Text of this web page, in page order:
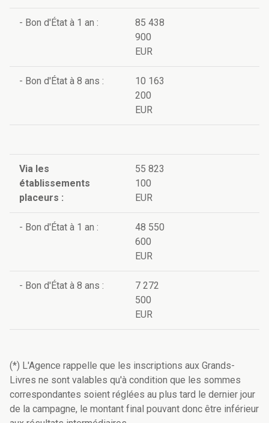
- Bon d'État à 1 an :
85 438
900
EUR
- Bon d'État à 8 ans :
10 163
200
EUR
Via les
établissements
placeurs :
55 823
100
EUR
- Bon d'État à 1 an :
48 550
600
EUR
- Bon d'État à 8 ans :
7 272
500
EUR
(*) L'Agence rappelle que les inscriptions aux Grands-
Livres ne sont valables qu'à condition que les sommes
correspondantes soient réglées au plus tard le dernier jour
de la campagne, le montant final pouvant donc être inférieur